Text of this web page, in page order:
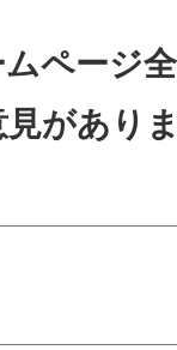
ページ
があり